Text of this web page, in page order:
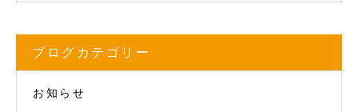
ブログカテゴリー
お知らせ